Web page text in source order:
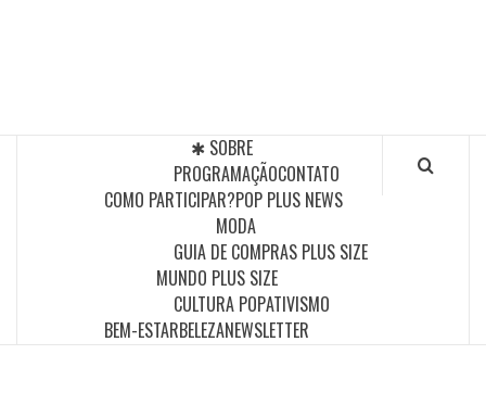
✱ SOBRE
PROGRAMAÇÃOCONTATO
COMO PARTICIPAR?POP PLUS NEWS
MODA
GUIA DE COMPRAS PLUS SIZE
MUNDO PLUS SIZE
CULTURA POPATIVISMO
BEM-ESTARBELEZANEWSLETTER